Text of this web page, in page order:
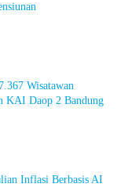
Wisatawan
KAI Daop 2 Bandung
Inflasi Berbasis AI